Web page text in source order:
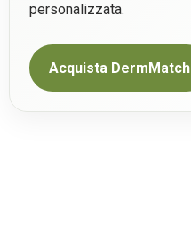
personalizzata.
Acquista DermMatch